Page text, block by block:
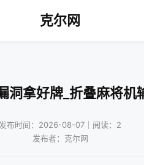
克尔网
洞拿好牌_折叠麻将
发布时间：2026-08-07｜阅读：2
发布者：克尔网